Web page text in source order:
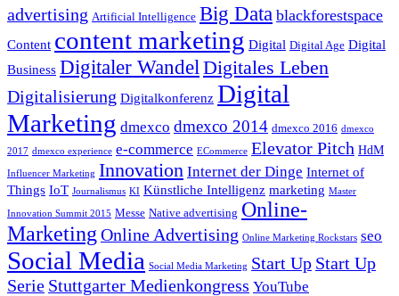
advertising Artificial Intelligence Big Data blackforestspace
Content content marketing Digital Digital Age Digital
Business Digitaler Wandel Digitales Leben
Digitalisierung Digitalkonferenz Digital
Marketing dmexco dmexco 2014 dmexco 2016 dmexco
2017 dmexco experience e-commerce ECommerce Elevator Pitch HdM
Influencer Marketing Innovation Internet der Dinge Internet of
Things IoT Journalismus KI Künstliche Intelligenz marketing Master
Innovation Summit 2015 Messe Native advertising Online-
Marketing Online Advertising Online Marketing Rockstars seo
Social Media Social Media Marketing Start Up Start Up
Serie Stuttgarter Medienkongress YouTube